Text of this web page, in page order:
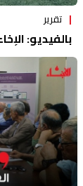
تقرير
بالفيديو: